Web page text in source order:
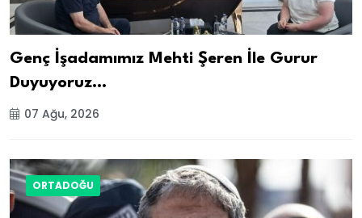
Genç İşadamımız Mehti Şeren İle Gurur
Duyuyoruz…
07 Ağu, 2026
ORTADOĞU